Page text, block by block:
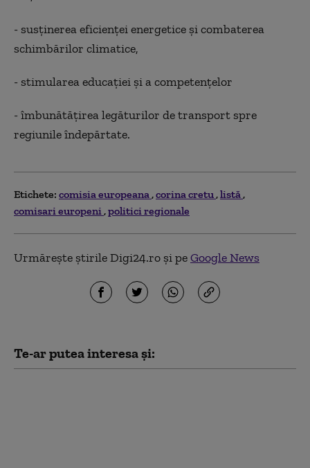
- susţinerea eficienţei energetice şi combaterea
schimbărilor climatice,
- stimularea educaţiei şi a competenţelor
- îmbunătăţirea legăturilor de transport spre
regiunile îndepărtate.
Etichete: comisia europeana corina cretu listă
comisari europeni politici regionale
Urmărește știrile Digi24.ro și peGoogle News
Te-ar putea interesa și: